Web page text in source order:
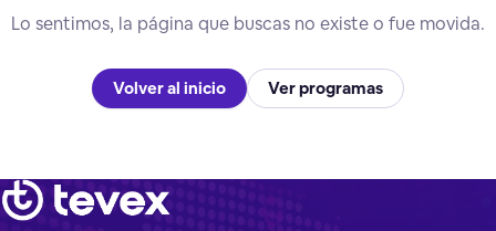
Lo sentimos, la página que buscas no existe o fue movida.
Volver al inicio Ver programas